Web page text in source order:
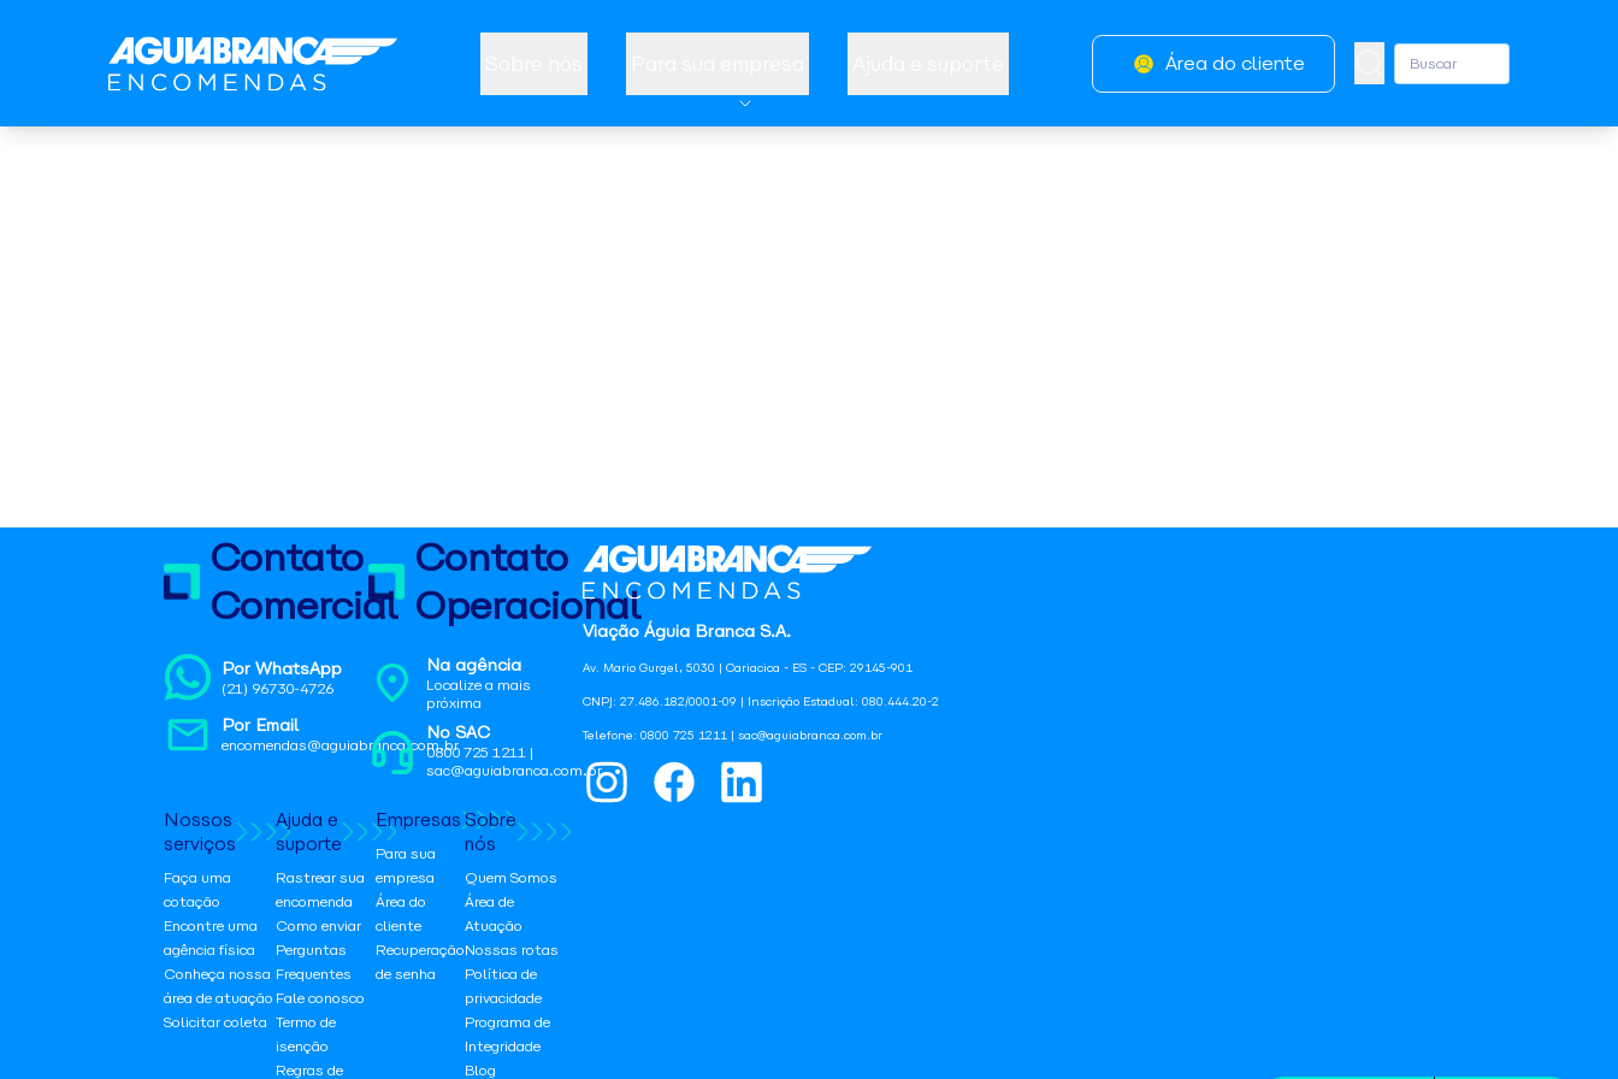
Área do cliente
Viação Águia Branca S.A.
Av. Mario Gurgel, 5030 | Cariacica - ES - CEP: 29145-901
CNPJ: 27.486.182/0001-09 | Inscrição Estadual: 080.444.20-2
Telefone: 0800 725 1211 | sac@aguiabranca.com.br
Contato
Comercial
Por WhatsApp
(21) 96730-4726
Por Email
encomendas@aguiabranca.com.br
Contato
Operacional
Na agência
Localize a mais
próxima
No SAC
0800 725 1211 |
sac@aguiabranca.com.br
Nossos
serviços
Faça uma
cotação
Encontre uma
agência física
Conheça nossa
área de atuação
Solicitar coleta
Ajuda e
suporte
Rastrear sua
encomenda
Como enviar
Perguntas
Frequentes
Fale conosco
Termo de
isenção
Regras de
Empresas
Para sua
empresa
Área do
cliente
Recuperação
de senha
Sobre
nós
Quem Somos
Área de
Atuação
Nossas rotas
Política de
privacidade
Programa de
Integridade
Blog